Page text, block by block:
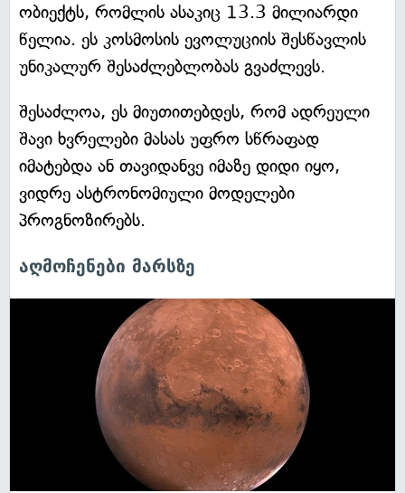
ობიექტს, რომლის ასაკიც 13.3 მილიარდი
წელია. ეს კოსმოსის ევოლუციის შესწავლის
უნიკალურ შესაძლებლობას გვაძლევს.
შესაძლოა, ეს მიუთითებდეს, რომ ადრეული
შავი ხვრელები მასას უფრო სწრაფად
იმატებდა ან თავიდანვე იმაზე დიდი იყო,
ვიდრე ასტრონომიული მოდელები
პროგნოზირებს.
აღმოჩენები მარსზე